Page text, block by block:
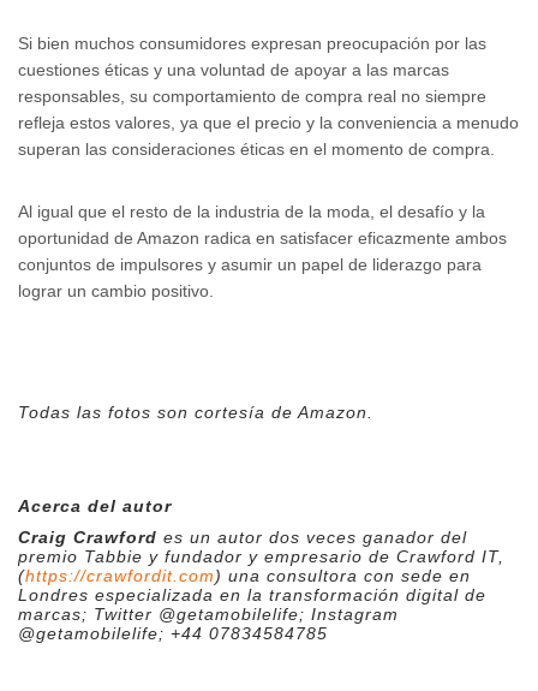
Si bien muchos consumidores expresan preocupación por las
cuestiones éticas y una voluntad de apoyar a las marcas
responsables, su comportamiento de compra real no siempre
refleja estos valores, ya que el precio y la conveniencia a menudo
superan las consideraciones éticas en el momento de compra.
Al igual que el resto de la industria de la moda, el desafío y la
oportunidad de Amazon radica en satisfacer eficazmente ambos
conjuntos de impulsores y asumir un papel de liderazgo para
lograr un cambio positivo.
Todas las fotos son cortesía de Amazon.
Acerca del autor
Craig Crawford es un autor dos veces ganador del
premio Tabbie y fundador y empresario de Crawford IT,
(https://crawfordit.com) una consultora con sede en
Londres especializada en la transformación digital de
marcas; Twitter @getamobilelife; Instagram
@getamobilelife; +44 07834584785